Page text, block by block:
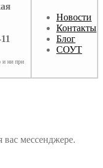
и ни при
Новости
Контакты
Блог
СОУТ
мессенджере.